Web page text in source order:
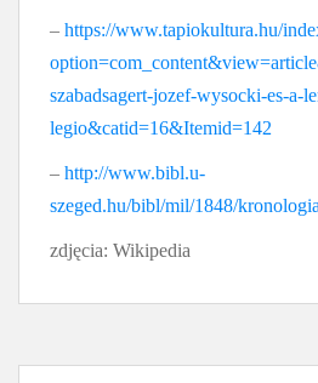
– https://www.tapiokultura.hu/
szabadsagert-jozef-wysocki-es-a-
legio&catid=16&Itemid=142
– http://www.bibl.u-
szeged.hu/bibl/mil/1848/
zdjęcia: Wikipedia